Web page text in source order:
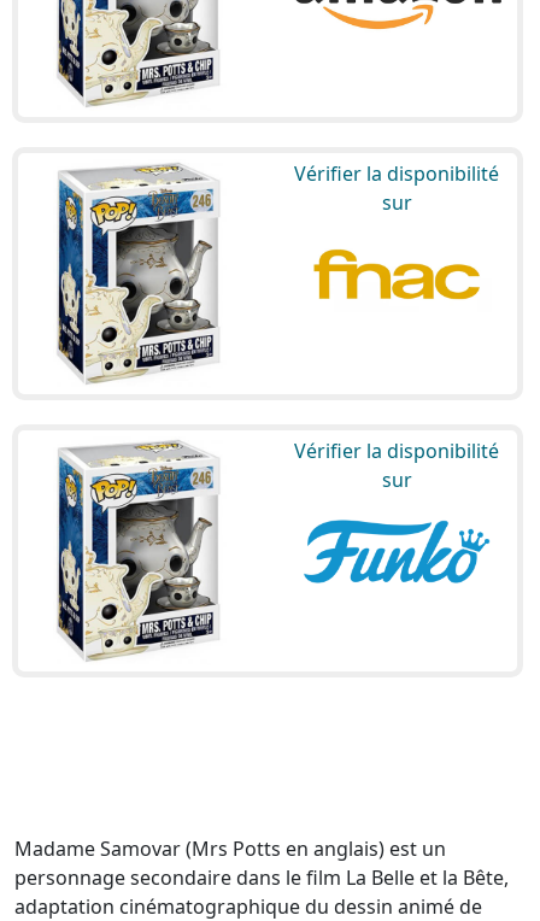
Vérifier la disponibilité
sur
Vérifier la disponibilité
sur
Madame Samovar (Mrs Potts en anglais) est un
personnage secondaire dans le film La Belle et la Bête,
adaptation cinématographique du dessin animé de